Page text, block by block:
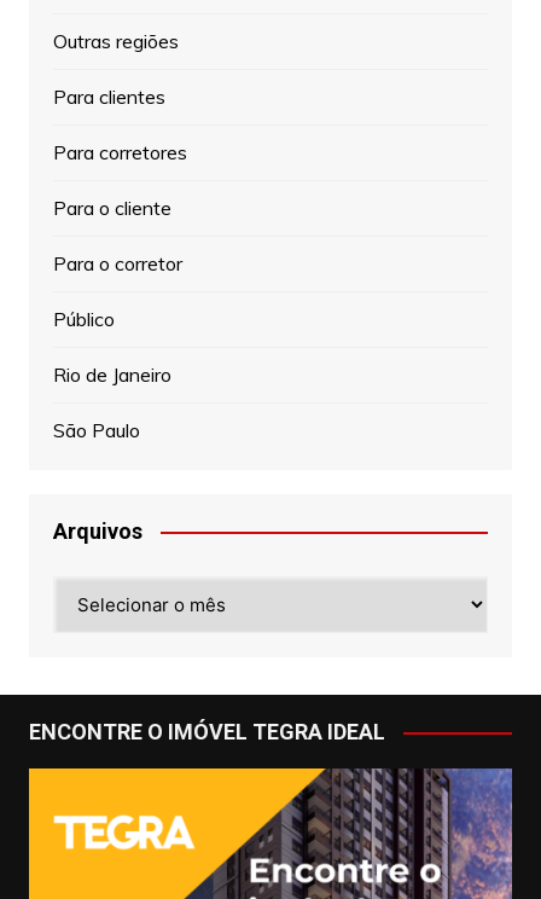
Outras regiões
Para clientes
Para corretores
Para o cliente
Para o corretor
Público
Rio de Janeiro
São Paulo
Arquivos
ENCONTRE O IMÓVEL TEGRA IDEAL